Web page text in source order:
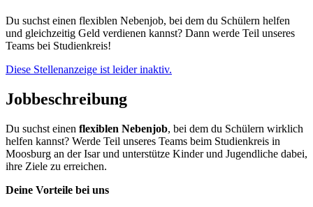
Du suchst einen flexiblen Nebenjob, bei dem du Schülern helfen
und gleichzeitig Geld verdienen kannst? Dann werde Teil unseres
Teams bei Studienkreis!
Diese Stellenanzeige ist leider inaktiv.
Jobbeschreibung
Du suchst einen flexiblen Nebenjob, bei dem du Schülern wirklich
helfen kannst? Werde Teil unseres Teams beim Studienkreis in
Moosburg an der Isar und unterstütze Kinder und Jugendliche dabei,
ihre Ziele zu erreichen.
Deine Vorteile bei uns